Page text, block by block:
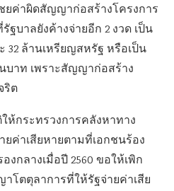
ยค่าผิดสัญญาก่อสร้างโครงการ
บาลยังค้างจ่ายอีก 2 งวด เป็น
32 ล้านเหรียญสหรัฐ หรือเป็น
บาท เพราะสัญญาก่อสร้าง
ริต
ห้กระทรวงการคลังหาทาง
ค่าเสียหายตามที่เอกชนร้อง
กลางเมื่อปี 2560 ขอให้เพิก
ตตุลาการที่ให้รัฐจ่ายค่าเสีย